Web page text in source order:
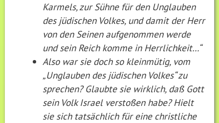
Karmels, zur Sühne für den Unglauben
des jüdischen Volkes, und damit der Herr
von den Seinen aufgenommen werde
und sein Reich komme in Herrlichkeit…“
Also war sie doch so kleinmütig, vom
„Unglauben des jüdischen Volkes“ zu
sprechen? Glaubte sie wirklich, daß Gott
sein Volk Israel verstoßen habe? Hielt
sie sich tatsächlich für eine christliche